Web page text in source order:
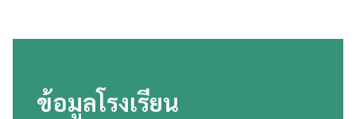
ข้อมูลโรงเรียน